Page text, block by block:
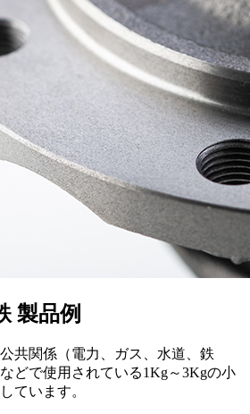
製品例
共関係（電力、ガス、水道、鉄
どで使用されている1Kg～3Kgの小
ています。